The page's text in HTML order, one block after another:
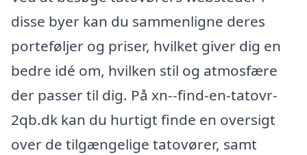
disse byer kan du sammenligne deres
porteføljer og priser, hvilket giver dig en
bedre idé om, hvilken stil og atmosfære
der passer til dig. På xn--find-en-tatovr-
2qb.dk kan du hurtigt finde en oversigt
over de tilgængelige tatovører, samt